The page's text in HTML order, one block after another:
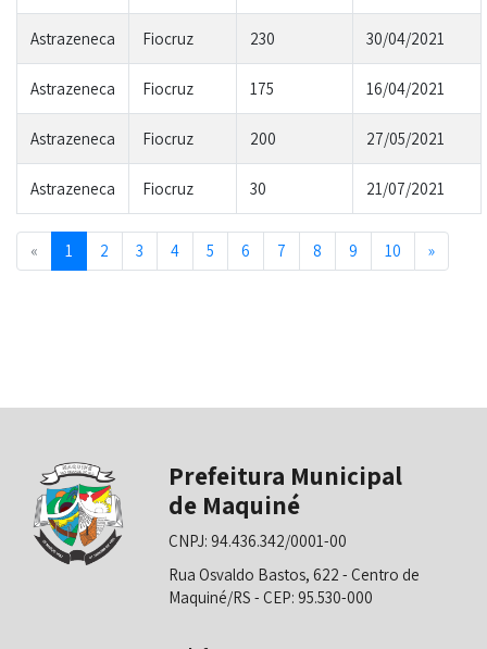
Astrazeneca Fiocruz 230 30/04/2021
Astrazeneca Fiocruz 175 16/04/2021
Astrazeneca Fiocruz 200 27/05/2021
Astrazeneca Fiocruz 30 21/07/2021
« Previous
1 2 3 4 5 6 7 8 9 10 »Next
Prefeitura Municipal
de Maquiné
CNPJ: 94.436.342/0001-00
Rua Osvaldo Bastos, 622 - Centro de
Maquiné/RS - CEP: 95.530-000